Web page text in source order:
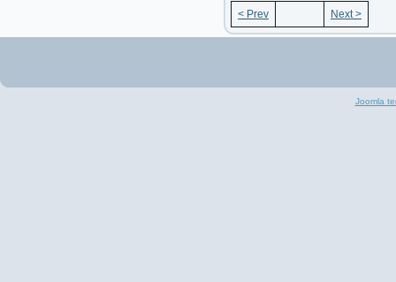
< Prev Next >
Joomla